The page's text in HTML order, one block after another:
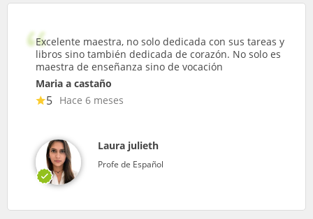
Excelente maestra, no solo dedicada con sus tareas y
libros sino también dedicada de corazón. No solo es
maestra de enseñanza sino de vocación
Maria a castaño
5 Hace 6 meses
Laura julieth
Profe de Español